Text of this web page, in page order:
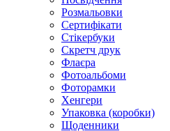
Розмальовки
Сертифікати
Стікербуки
Скретч друк
Флаєра
Фотоальбоми
Фоторамки
Хенгери
Упаковка (коробки)
Щоденники